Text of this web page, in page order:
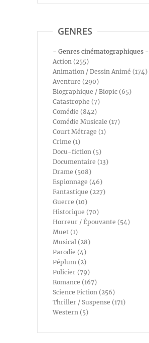
GENRES
- Genres cinématographiques -
Action (255)
Animation / Dessin Animé (174)
Aventure (290)
Biographique / Biopic (65)
Catastrophe (7)
Comédie (842)
Comédie Musicale (17)
Court Métrage (1)
Crime (1)
Docu-fiction (5)
Documentaire (13)
Drame (508)
Espionnage (46)
Fantastique (227)
Guerre (10)
Historique (70)
Horreur / Épouvante (54)
Muet (1)
Musical (28)
Parodie (4)
Péplum (2)
Policier (79)
Romance (167)
Science Fiction (256)
Thriller / Suspense (171)
Western (5)